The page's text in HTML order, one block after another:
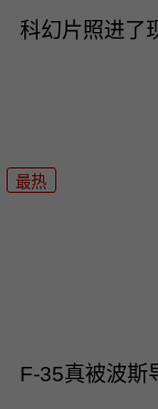
科幻片照进了
最热
F-35真被波斯